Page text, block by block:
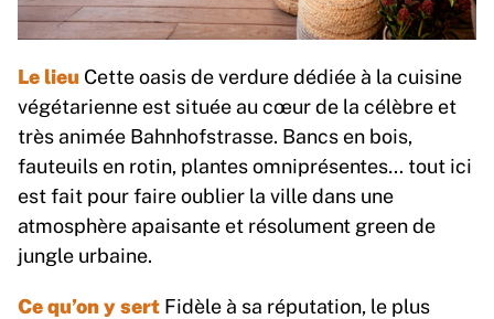
Le lieu Cette oasis de verdure dédiée à la cuisine
végétarienne est située au cœur de la célèbre et
très animée Bahnhofstrasse. Bancs en bois,
fauteuils en rotin, plantes omniprésentes… tout ici
est fait pour faire oublier la ville dans une
atmosphère apaisante et résolument green de
jungle urbaine.
Ce qu’on y sert Fidèle à sa réputation, le plus